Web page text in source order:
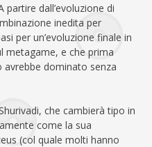
dall’evoluzione di
inedita per
per un’evoluzione finale in
metagame, e che prima
avrebbe dominato senza
che cambierà tipo in
come la sua
(col quale molti hanno